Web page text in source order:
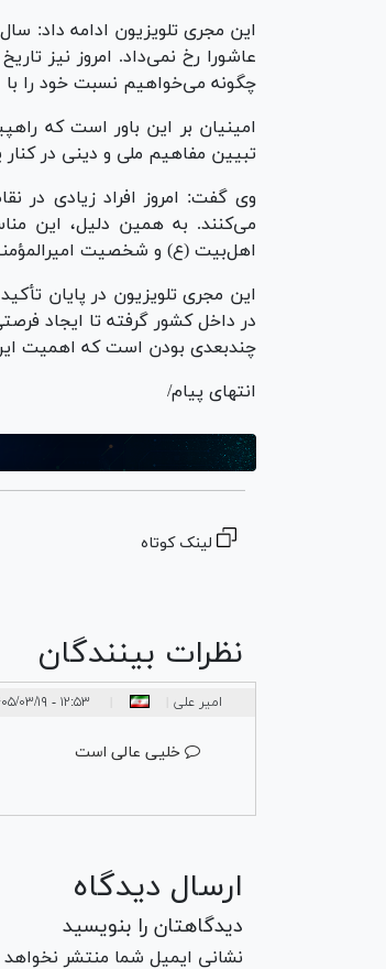
عاشورا رخ نمی‌داد. امروز نیز
چگونه می‌خواهیم نسبت خود را
امینیان بر این باور است که
تبیین مفاهیم ملی و دینی در کنار
وی گفت: امروز افراد زیادی در
می‌کنند. به همین دلیل، این
اهل‌بیت (ع) و شخصیت
این مجری تلویزیون در پایان
در داخل کشور گرفته تا ایجاد
چندبعدی بودن است که اهمیت
انتهای پیام/
لینک کوتاه
نظرات بینندگان
امیر علی ۱۲:۵۳ - ۱۴۰۵/۰۳/۱۹
خلیی عالی است
ارسال دیدگاه
دیدگاهتان را بنویسید
نشانی ایمیل شما منتشر